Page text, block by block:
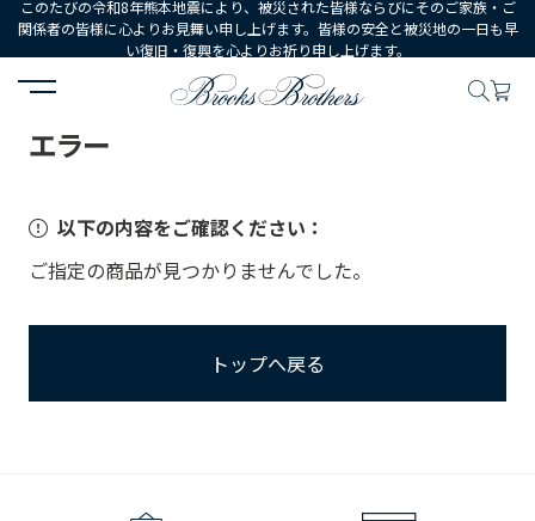
このたびの令和8年熊本地震により、被災された皆様ならびにそのご家族・ご
関係者の皆様に心よりお見舞い申し上げます。皆様の安全と被災地の一日も早
い復旧・復興を心よりお祈り申し上げます。
HOME
エラー
以下の内容をご確認ください：
ご指定の商品が見つかりませんでした。
トップへ戻る